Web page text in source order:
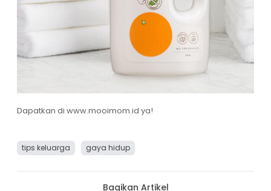
Dapatkan di www.mooimom.id ya!
tips keluarga gaya hidup
Bagikan Artikel